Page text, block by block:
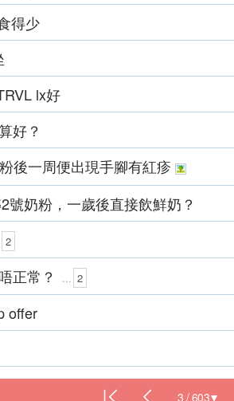
得少
lx好
好？
後一周便出現手腳有紅疹
號奶粉，一歲後直接飲鮮奶？
2
正常？ ... 2
offer
3 / 603